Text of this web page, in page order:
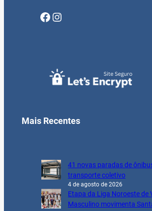
Facebook Instagram
Mais Recentes
41 novas paradas de
transporte coletivo
4 de agosto de 2026
Etapa da Liga Noroeste de
Masculino movimenta